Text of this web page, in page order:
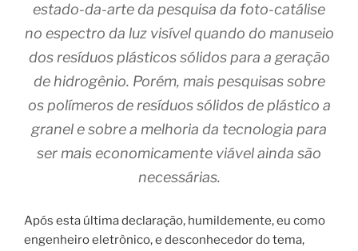
estado-da-arte da pesquisa da foto-catálise
no espectro da luz visível quando do manuseio
dos resíduos plásticos sólidos para a geração
de hidrogênio. Porém, mais pesquisas sobre
os polímeros de resíduos sólidos de plástico a
granel e sobre a melhoria da tecnologia para
ser mais economicamente viável ainda são
necessárias.
Após esta última declaração, humildemente, eu como
engenheiro eletrônico, e desconhecedor do tema,